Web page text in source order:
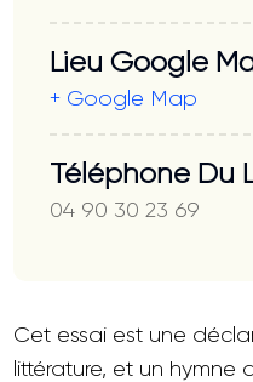
Lieu Google
+ Google Map
Téléphone Du
04 90 30 23 69
Cet essai est une
littérature, et un hymne